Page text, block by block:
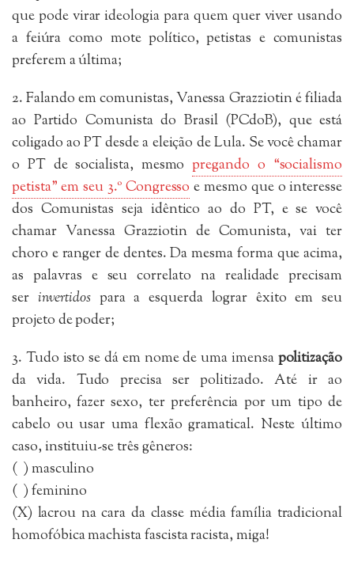
que pode virar ideologia para quem quer viver usando
a feiúra como mote político, petistas e comunistas
preferem a última;
2. Falando em comunistas, Vanessa Grazziotin é filiada
ao Partido Comunista do Brasil (PCdoB), que está
coligado ao PT desde a eleição de Lula. Se você chamar
o PT de socialista, mesmopregando o “socialismo
petista” em seu 3.º Congresso e mesmo que o interesse
dos Comunistas seja idêntico ao do PT, e se você
chamar Vanessa Grazziotin de Comunista, vai ter
choro e ranger de dentes. Da mesma forma que acima,
as palavras e seu correlato na realidade precisam
ser invertidos para a esquerda lograr êxito em seu
projeto de poder;
3. Tudo isto se dá em nome de uma imensapolitização
da vida. Tudo precisa ser politizado. Até ir ao
banheiro, fazer sexo, ter preferência por um tipo de
cabelo ou usar uma flexão gramatical. Neste último
caso, instituiu-se três gêneros:
( ) masculino
( ) feminino
(X) lacrou na cara da classe média família tradicional
homofóbica machista fascista racista, miga!